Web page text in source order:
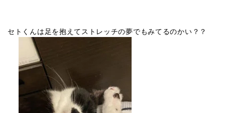
セトくんは足を抱えてストレッチの夢でもみてるのかい？？